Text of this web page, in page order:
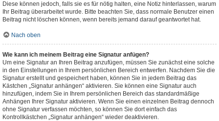
Diese können jedoch, falls sie es für nötig halten, eine Notiz hinterlassen, warum
Ihr Beitrag überarbeitet wurde. Bitte beachten Sie, dass normale Benutzer einen
Beitrag nicht löschen können, wenn bereits jemand darauf geantwortet hat.
Nach oben
Wie kann ich meinem Beitrag eine Signatur anfügen?
Um eine Signatur an Ihren Beitrag anzufügen, müssen Sie zunächst eine solche
in den Einstellungen in Ihrem persönlichen Bereich entwerfen. Nachdem Sie die
Signatur erstellt und gespeichert haben, können Sie in jedem Beitrag das
Kästchen „Signatur anhängen“ aktivieren. Sie können eine Signatur auch
hinzufügen, indem Sie in Ihrem persönlichen Bereich das standardmäßige
Anhängen Ihrer Signatur aktivieren. Wenn Sie einen einzelnen Beitrag dennoch
ohne Signatur verfassen möchten, so können Sie dort einfach das
Kontrollkästchen „Signatur anhängen“ wieder deaktivieren.